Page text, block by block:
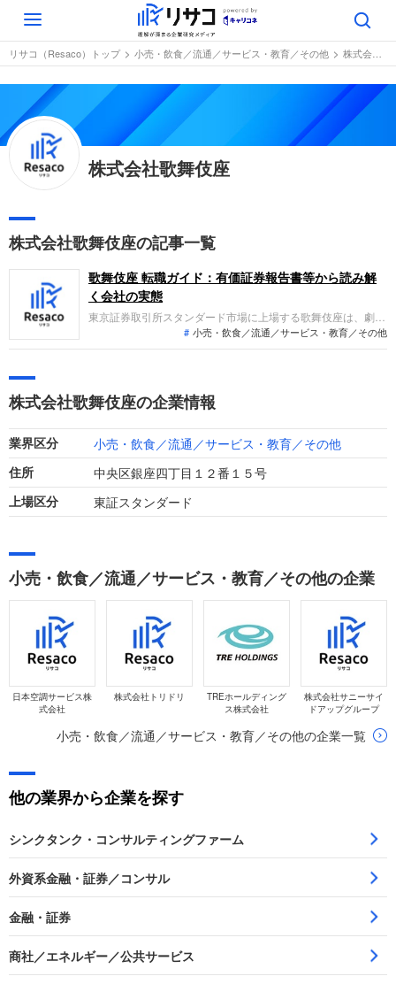
Toggle
navigation
リサコ（Resaco）トップ 小売・飲食／流通／サービス・教育／その他 株式会社歌舞伎座
株式会社歌舞伎座
株式会社歌舞伎座の記事一覧
歌舞伎座 転職ガイド：有価証券報告書等から読み解
く会社の実態
東京証券取引所スタンダード市場に上場する歌舞伎座は、劇場
等の不動産賃貸事業を柱に、劇場内や地下広場での食堂・飲食
事業および歌舞伎関連の売店事業を展開しています。直近の業
います。
小売・飲食／流通／サービス・教育／その他
株式会社歌舞伎座の企業情報
業界区分 小売・飲食／流通／サービス・教育／その他
住所 中央区銀座四丁目１２番１５号
上場区分 東証スタンダード
小売・飲食／流通／サービス・教育／その他の企業
日本空調サービス株
式会社
株式会社トリドリ
TREホールディング
ス株式会社
株式会社サニーサイ
ドアップグループ
小売・飲食／流通／サービス・教育／その他の企業一覧
他の業界から企業を探す
シンクタンク・コンサルティングファーム
外資系金融・証券／コンサル
金融・証券
商社／エネルギー／公共サービス